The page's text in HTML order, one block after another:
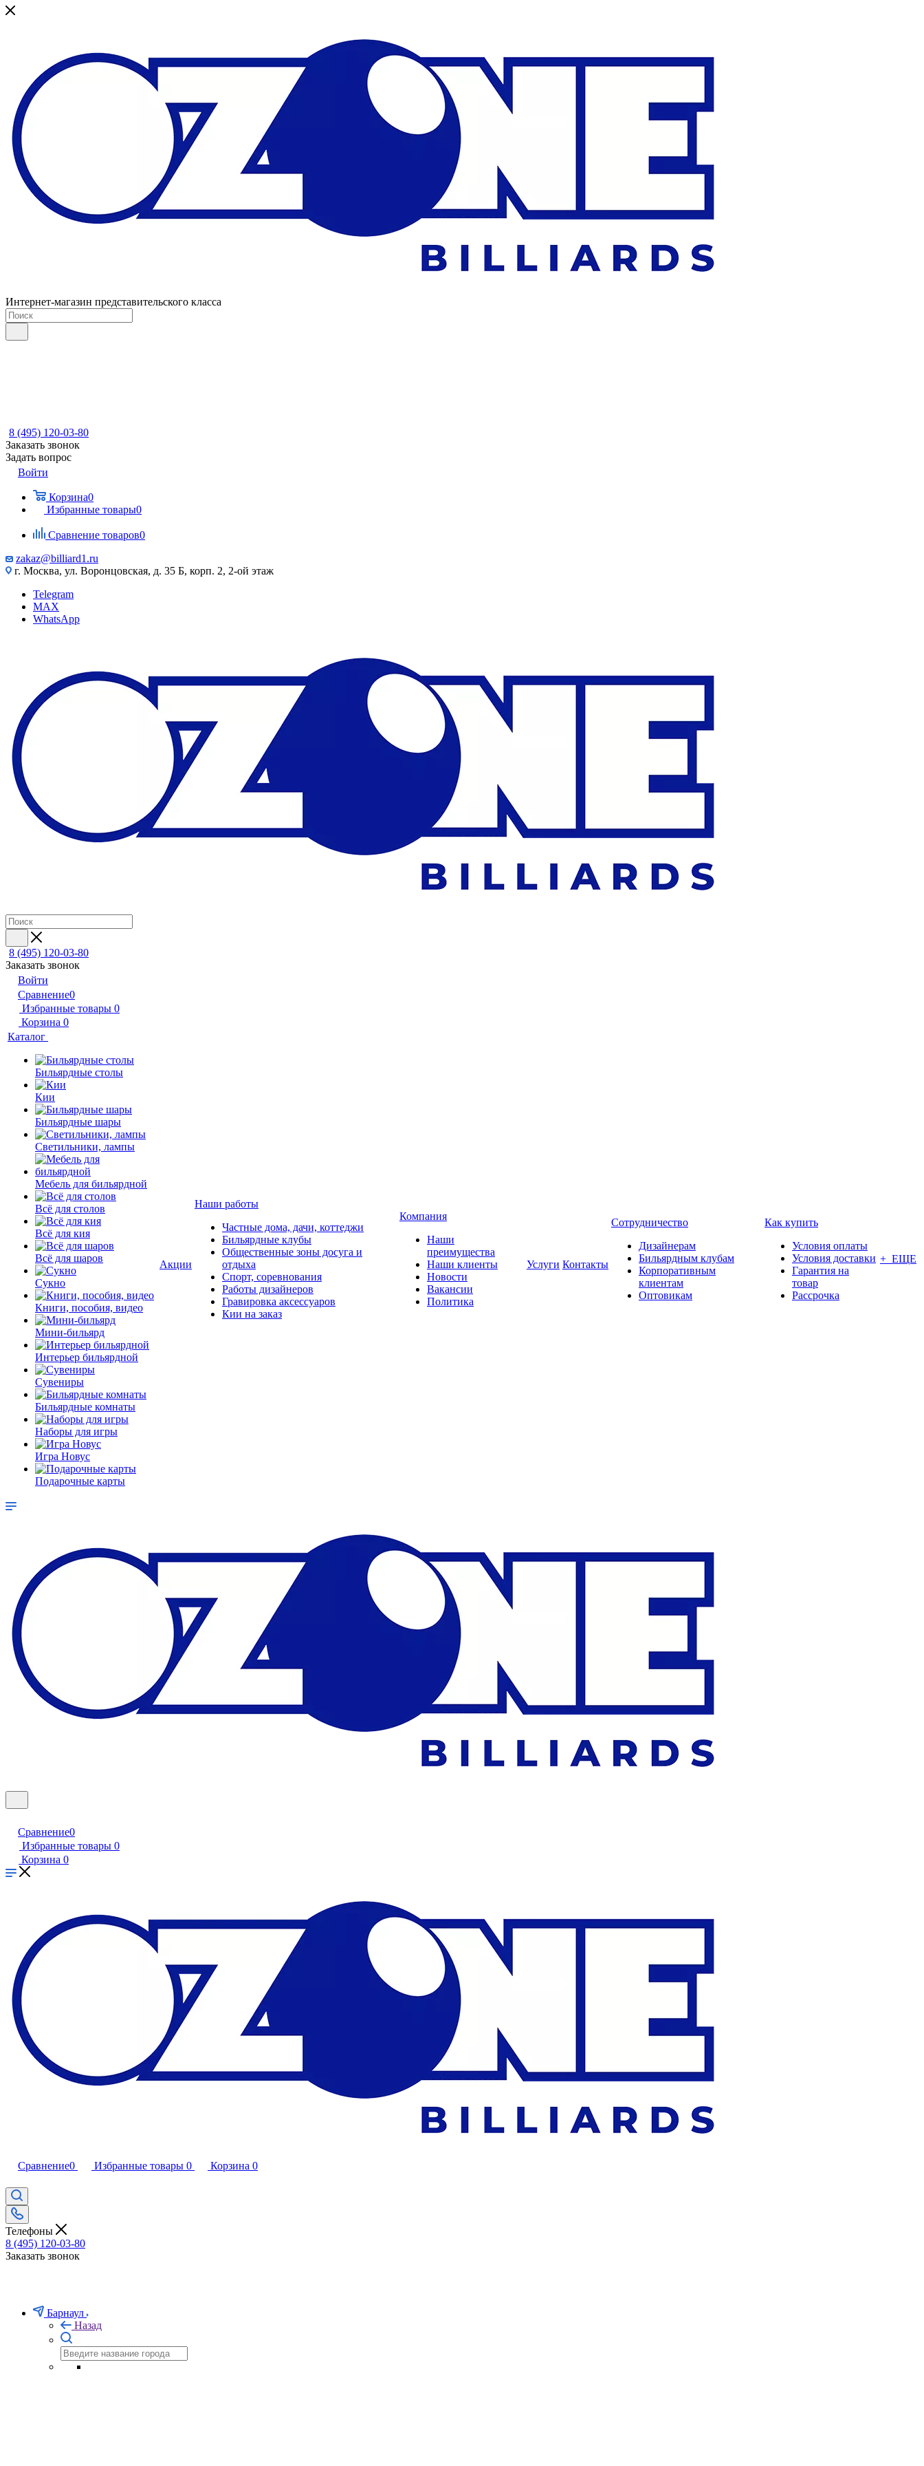
Интернет-магазин представительского класса
8 (495) 120-03-80
Заказать звонок
Задать вопрос
Войти
Корзина0
Избранные товары0
Сравнение товаров0
zakaz@billiard1.ru
г. Москва, ул. Воронцовская, д. 35 Б, корп. 2, 2-ой этаж
Telegram
MAX
WhatsApp
8 (495) 120-03-80
Заказать звонок
Войти
Сравнение0
Избранные товары 0
Корзина 0
Каталог
Бильярдные столы
Кии
Бильярдные шары
Светильники, лампы
Мебель для бильярдной
Всё для столов
Всё для кия
Всё для шаров
Сукно
Книги, пособия, видео
Мини-бильярд
Интерьер бильярдной
Сувениры
Бильярдные комнаты
Наборы для игры
Игра Новус
Подарочные карты
Акции
Наши работы
Частные дома, дачи, коттеджи
Бильярдные клубы
Общественные зоны досуга и
отдыха
Спорт, соревнования
Работы дизайнеров
Гравировка аксессуаров
Кии на заказ
Компания
Наши
преимущества
Наши клиенты
Новости
Вакансии
Политика
Услуги Контакты
Сотрудничество
Дизайнерам
Бильярдным клубам
Корпоративным
клиентам
Оптовикам
Как купить
Условия оплаты
Условия доставки
Гарантия на
товар
Рассрочка
+ ЕЩЕ
Сравнение0
Избранные товары 0
Корзина 0
Сравнение0 Избранные товары 0 Корзина 0
Телефоны
8 (495) 120-03-80
Заказать звонок
Барнаул
Назад